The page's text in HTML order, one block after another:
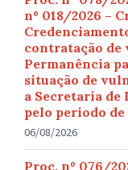
nº 018/2026 –
contratação de
Permanência
situação de
a Secretaria de
pelo período de
06/08/2026
Proc. nº 076/